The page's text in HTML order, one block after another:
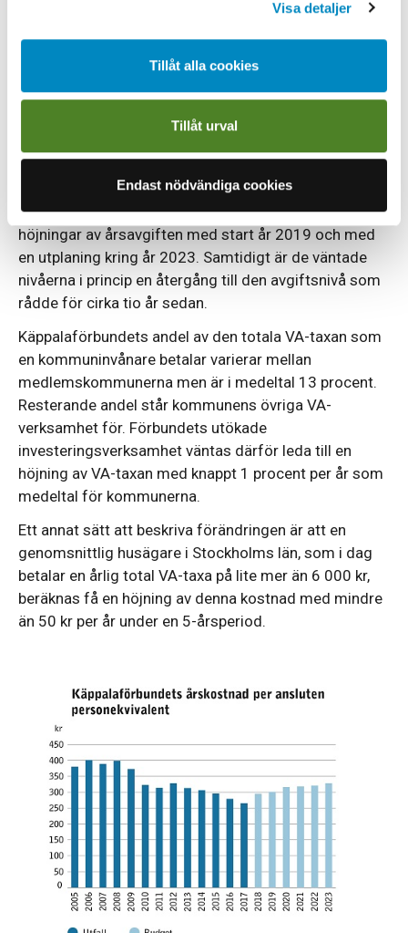
Visa detaljer
Tillåt alla cookies
Tillåt urval
Endast nödvändiga cookies
få sina invånares avloppsvatten renat i Käppalaverket
har under en lång period legat på en stabil nivå och är i
jämförelse med övriga landet låg. Även den totala VA-
taxan, där även dricksvatten och övrig VA-verksamhet
varierar mellan kommunerna men är i medeltal cirka
75 procent av den genomsnittliga avgiften för VA i
Sverige år 2018.
På grund av rådande investeringsläge krävs nu
höjningar av årsavgiften med start år 2019 och med
en utplaning kring år 2023. Samtidigt är de väntade
nivåerna i princip en återgång till den avgiftsnivå som
rådde för cirka tio år sedan.
Käppalaförbundets andel av den totala VA-taxan som
en kommuninvånare betalar varierar mellan
medlemskommunerna men är i medeltal 13 procent.
Resterande andel står kommunens övriga VA-
verksamhet för. Förbundets utökade
investeringsverksamhet väntas därför leda till en
höjning av VA-taxan med knappt 1 procent per år som
medeltal för kommunerna.
Ett annat sätt att beskriva förändringen är att en
genomsnittlig husägare i Stockholms län, som i dag
betalar en årlig total VA-taxa på lite mer än 6 000 kr,
beräknas få en höjning av denna kostnad med mindre
än 50 kr per år under en 5-årsperiod.